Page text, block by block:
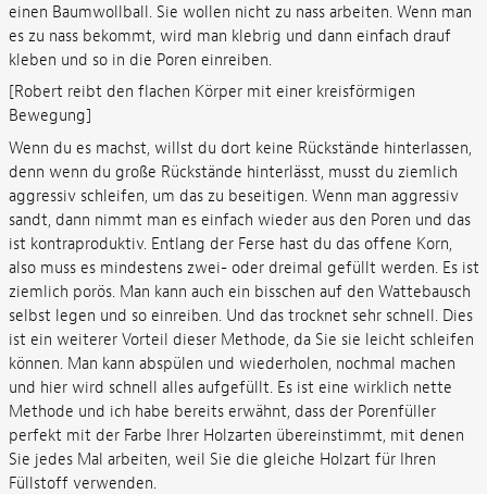
einen Baumwollball. Sie wollen nicht zu nass arbeiten. Wenn man
es zu nass bekommt, wird man klebrig und dann einfach drauf
kleben und so in die Poren einreiben.
[Robert reibt den flachen Körper mit einer kreisförmigen
Bewegung]
Wenn du es machst, willst du dort keine Rückstände hinterlassen,
denn wenn du große Rückstände hinterlässt, musst du ziemlich
aggressiv schleifen, um das zu beseitigen. Wenn man aggressiv
sandt, dann nimmt man es einfach wieder aus den Poren und das
ist kontraproduktiv. Entlang der Ferse hast du das offene Korn,
also muss es mindestens zwei- oder dreimal gefüllt werden. Es ist
ziemlich porös. Man kann auch ein bisschen auf den Wattebausch
selbst legen und so einreiben. Und das trocknet sehr schnell. Dies
ist ein weiterer Vorteil dieser Methode, da Sie sie leicht schleifen
können. Man kann abspülen und wiederholen, nochmal machen
und hier wird schnell alles aufgefüllt. Es ist eine wirklich nette
Methode und ich habe bereits erwähnt, dass der Porenfüller
perfekt mit der Farbe Ihrer Holzarten übereinstimmt, mit denen
Sie jedes Mal arbeiten, weil Sie die gleiche Holzart für Ihren
Füllstoff verwenden.